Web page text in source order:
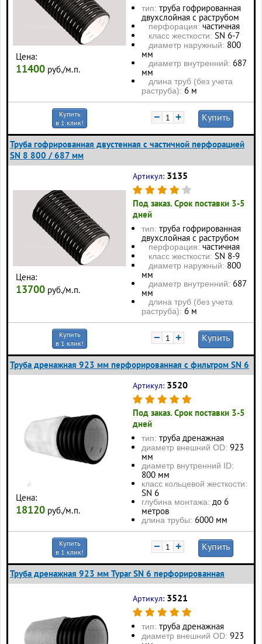
Цена:
11400 руб./м.п.
тип: труба гофрированная
двухслойная с раструбом
перфорация: частичная
класс жесткости: SN 6-7
диаметр наружный: 800
мм
диаметр внутренний: 687
мм
длина труб (без учета
раструба): 6 м
Купить
в 1 клик!
− + Купить
Труба гофрированная двустенная с частичной перфорацией
SN 8 800 / 687 мм
Цена:
13700 руб./м.п.
Артикул: 3135
Под заказ. Срок поставки 3-5
дней
тип: труба гофрированная
двухслойная с раструбом
перфорация: частичная
класс жесткости: SN 8-9
диаметр наружный: 800
мм
диаметр внутренний: 687
мм
длина труб (без учета
раструба): 6 м
Купить
в 1 клик!
− + Купить
Труба дренажная 923 мм перфорированная с фильтром SN 6
Цена:
18120 руб./м.п.
Артикул: 3520
Под заказ. Срок поставки 3-5
дней
тип: труба дренажная
диаметр внешний OD: 923
мм
диаметр внутренний ID:
800 мм
класс кольцевой жесткости:
SN 6
глубина монтажа: до 6
метров
длина трубы: 6000 мм
Купить
в 1 клик!
− + Купить
Труба дренажная 923 мм Typar SN 6 перфорированная
Артикул: 3521
тип: труба дренажная
диаметр внешний OD: 923